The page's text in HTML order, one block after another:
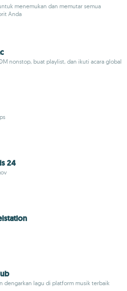
menemukan dan memutar semua
Anda
nonstop, buat playlist, dan ikuti acara global
24
dengarkan lagu di platform musik terbaik